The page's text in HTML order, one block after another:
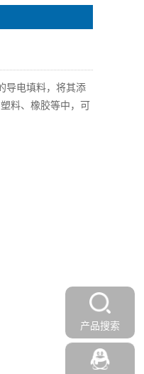
导电填料，将其添
料、橡胶等中，可
产品搜索